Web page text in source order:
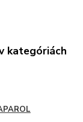
kategóriách